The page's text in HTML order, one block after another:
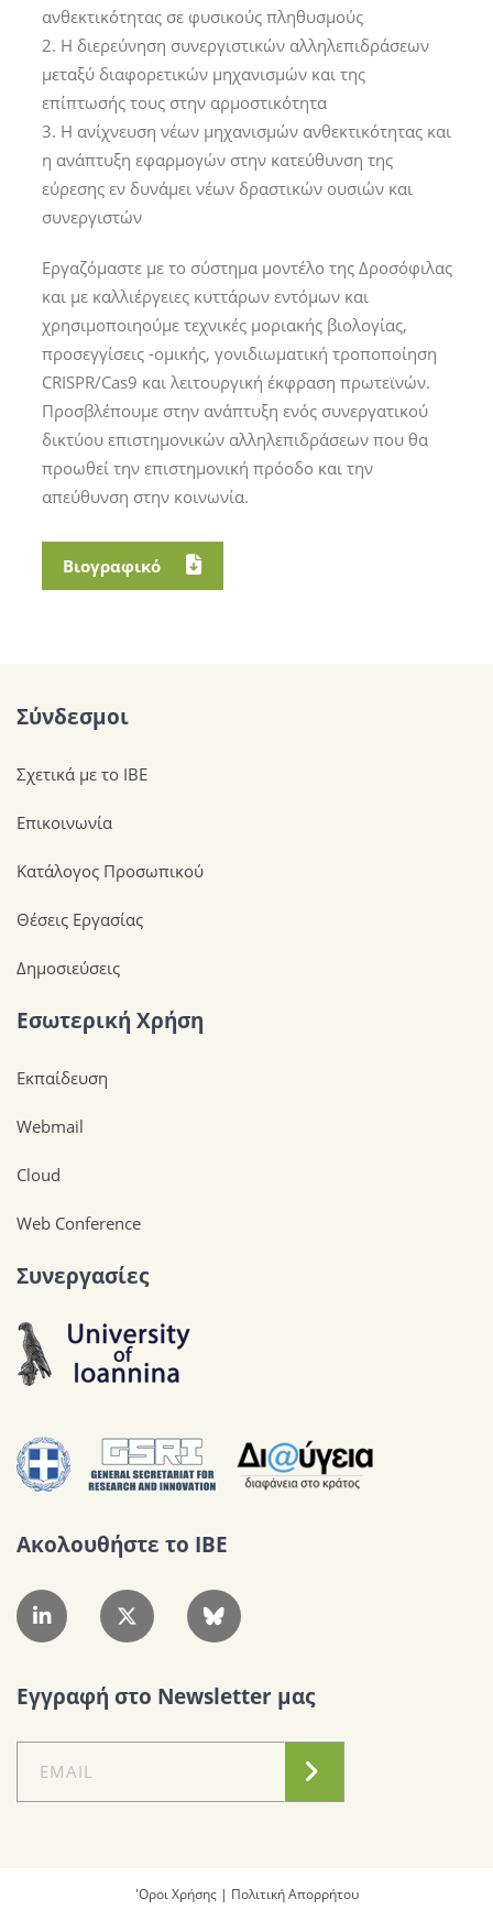
ανθεκτικότητας σε φυσικούς πληθυσμούς
2. Η διερεύνηση συνεργιστικών αλληλεπιδράσεων
μεταξύ διαφορετικών μηχανισμών και της
επίπτωσής τους στην αρμοστικότητα
3. Η ανίχνευση νέων μηχανισμών ανθεκτικότητας και
η ανάπτυξη εφαρμογών στην κατεύθυνση της
εύρεσης εν δυνάμει νέων δραστικών ουσιών και
συνεργιστών
Εργαζόμαστε με το σύστημα μοντέλο της Δροσόφιλας
και με καλλιέργειες κυττάρων εντόμων και
χρησιμοποιηούμε τεχνικές μοριακής βιολογίας,
προσεγγίσεις -ομικής, γονιδιωματική τροποποίηση
CRISPR/Cas9 και λειτουργική έκφραση πρωτεϊνών.
Προσβλέπουμε στην ανάπτυξη ενός συνεργατικού
δικτύου επιστημονικών αλληλεπιδράσεων που θα
προωθεί την επιστημονική πρόοδο και την
απεύθυνση στην κοινωνία.
Βιογραφικό
Σύνδεσμοι
Σχετικά με το ΙΒΕ
Επικοινωνία
Κατάλογος Προσωπικού
Θέσεις Εργασίας
Δημοσιεύσεις
Εσωτερική Χρήση
Εκπαίδευση
Webmail
Cloud
Web Conference
Συνεργασίες
Ακολουθήστε το IBE
Εγγραφή στο Newsletter μας
'Οροι Χρήσης| Πολιτική Απορρήτου